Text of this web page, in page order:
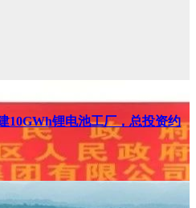
10GWh锂电池工厂，总投资约